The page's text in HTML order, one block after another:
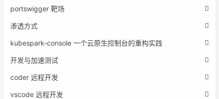
portswigger 靶场
渗透方式
kubespark-console 一个云原生控制台的重构实践
开发与加速测试
coder 远程开发
vscode 远程开发